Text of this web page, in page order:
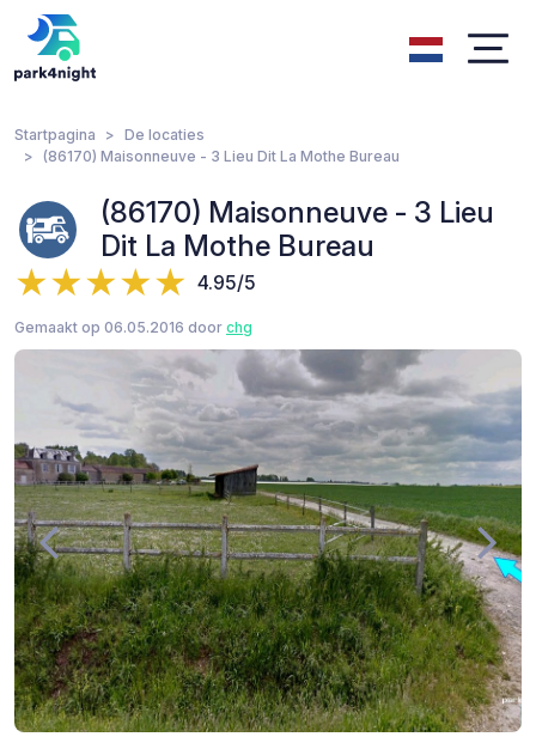
Startpagina
De locaties
(86170) Maisonneuve - 3 Lieu Dit La Mothe Bureau
(86170) Maisonneuve - 3 Lieu
Dit La Mothe Bureau
4.95/5
Gemaakt op 06.05.2016 door chg